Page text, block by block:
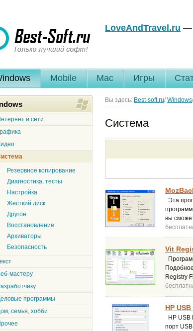
LoveAndTravel.ru —
Mobile Mac Игры
Вы здесь: Best-soft.ru/ Windows/
Система
Эта
вы
Vit
Registry
HP
HP USB
порт
и сети
Резервное копирование
Диагностика, тесты
Настройка
Жесткий диск
Другое
Восстановление
Архиваторы
Безопасность
мастеру
программы
семья, хобби